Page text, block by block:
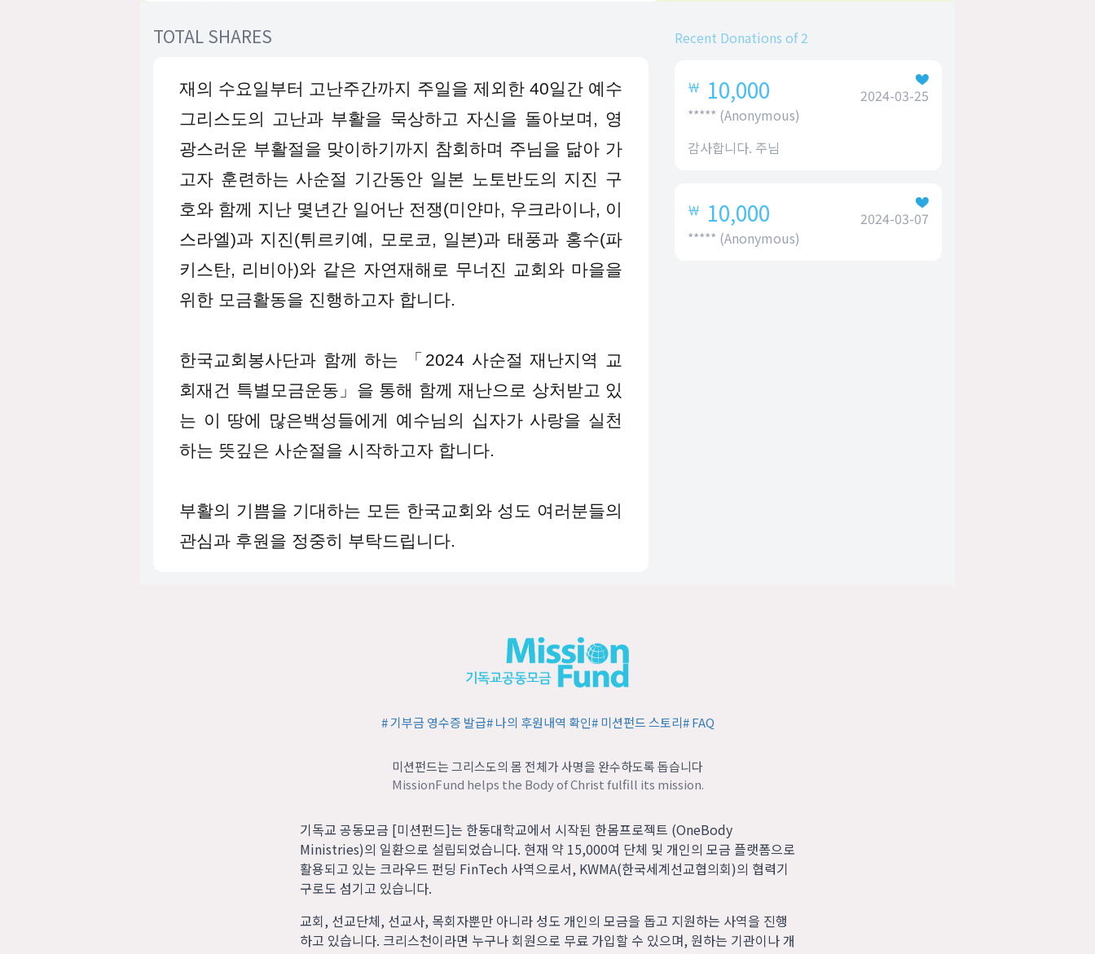
TOTAL SHARES
재의 수요일부터 고난주간까지 주일을 제외한 40일간 예수
그리스도의 고난과 부활을 묵상하고 자신을 돌아보며, 영
광스러운 부활절을 맞이하기까지 참회하며 주님을 닮아 가
고자 훈련하는 사순절 기간동안 일본 노토반도의 지진 구
호와 함께 지난 몇년간 일어난 전쟁(미얀마, 우크라이나, 이
스라엘)과 지진(튀르키예, 모로코, 일본)과 태풍과 홍수(파
키스탄, 리비아)와 같은 자연재해로 무너진 교회와 마을을
위한 모금활동을 진행하고자 합니다.
한국교회봉사단과 함께 하는 「2024 사순절 재난지역 교
회재건 특별모금운동」을 통해 함께 재난으로 상처받고 있
는 이 땅에 많은백성들에게 예수님의 십자가 사랑을 실천
하는 뜻깊은 사순절을 시작하고자 합니다.
부활의 기쁨을 기대하는 모든 한국교회와 성도 여러분들의
관심과 후원을 정중히 부탁드립니다.
Recent Donations of 2
￦ 10,000
2024-03-25
***** (Anonymous)
감사합니다. 주님
￦ 10,000
2024-03-07
***** (Anonymous)
#기부금 영수증 발급#나의 후원내역 확인#미션펀드 스토리#FAQ
미션펀드는 그리스도의 몸 전체가 사명을 완수하도록 돕습니다
MissionFund helps the Body of Christ fulfill its mission.
기독교 공동모금 [미션펀드]는 한동대학교에서 시작된 한몸프로젝트 (OneBody
Ministries)의 일환으로 설립되었습니다. 현재 약 15,000여 단체 및 개인의 모금 플랫폼으로
활용되고 있는 크라우드 펀딩 FinTech 사역으로서, KWMA(한국세계선교협의회)의 협력기
구로도 섬기고 있습니다.
교회, 선교단체, 선교사, 목회자뿐만 아니라 성도 개인의 모금을 돕고 지원하는 사역을 진행
하고 있습니다. 크리스천이라면 누구나 회원으로 무료 가입할 수 있으며, 원하는 기관이나 개